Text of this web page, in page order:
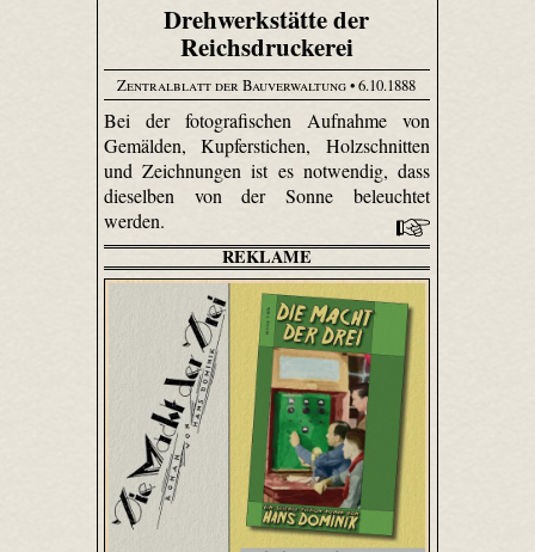
Drehwerkstätte der
Reichsdruckerei
Zentralblatt der Bauverwaltung• 6.10.1888
Bei der fotografischen Aufnahme von
Gemälden, Kupferstichen, Holzschnitten
und Zeichnungen ist es notwendig, dass
dieselben von der Sonne beleuchtet
werden.
REKLAME